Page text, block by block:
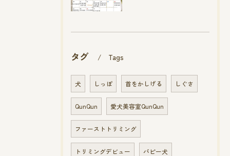
タグ Tags
犬 しっぽ 首をかしげる しぐさ
QunQun 愛犬美容室QunQun
ファーストトリミング
トリミングデビュー パピー犬